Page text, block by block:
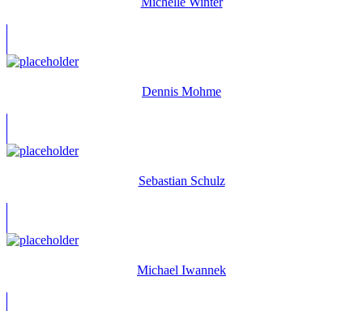
Dennis Mohme
Sebastian Schulz
Michael Iwannek